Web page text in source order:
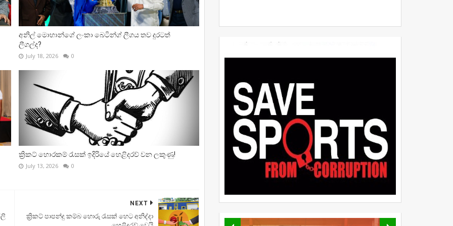
අනිල් මොහාන්ගේ ලංකා බෙටින්ග් ලීගය තව දුරටත්
ලීගල්ද?
July 18, 2026 0
ක්‍රිකට් හොරකම් රැසක් ඉදිරියේ හෙළිදරව් වන ලකුණු!
July 13, 2026 0
NEXT
ක්‍රිකට් පාපන්දු කම්බ හොරු රැසක් හෙට අනිද්දා